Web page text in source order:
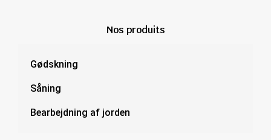
Nos produits
Gødskning
Såning
Bearbejdning af jorden